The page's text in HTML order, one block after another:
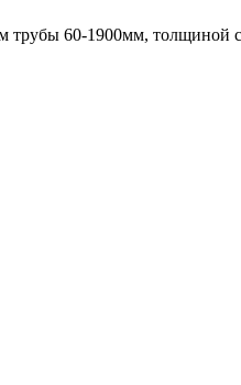
60-1900мм, толщиной